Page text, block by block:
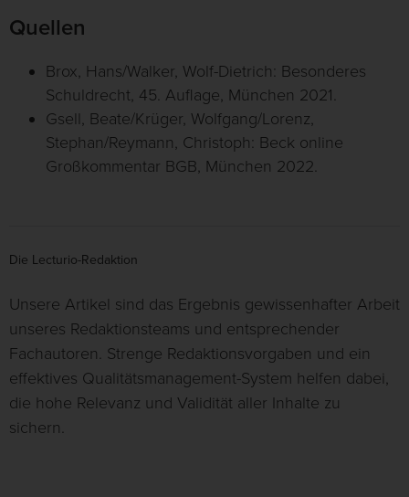
Quellen
Brox, Hans/Walker, Wolf-Dietrich: Besonderes
Schuldrecht, 45. Auflage, München 2021.
Gsell, Beate/Krüger, Wolfgang/Lorenz,
Stephan/Reymann, Christoph: Beck online
Großkommentar BGB, München 2022.
Die Lecturio-Redaktion
Unsere Artikel sind das Ergebnis gewissenhafter Arbeit
unseres Redaktionsteams und entsprechender
Fachautoren. Strenge Redaktionsvorgaben und ein
effektives Qualitätsmanagement-System helfen dabei,
die hohe Relevanz und Validität aller Inhalte zu
sichern.